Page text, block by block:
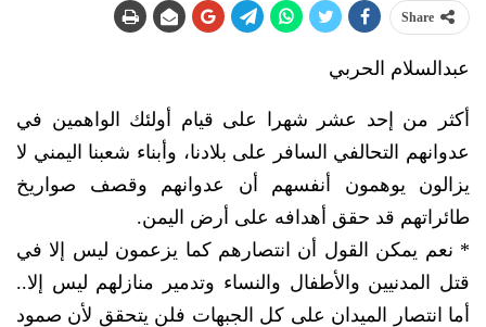
Share
عبدالسلام الحربي
أكثر من إحد عشر شهرا على قيام أولئك الواهمين في
عدوانهم التحالفي السافر على بلادنا، وأبناء شعبنا اليمني لا
يزالون يوهمون أنفسهم أن عدوانهم وقصف صواريخ
طائراتهم قد حقق أهدافه على أرض اليمن.
* نعم يمكن القول أن انتصارهم كما يزعمون ليس إلا في
قتل المدنيين والأطفال والنساء وتدمير منازلهم ليس إلا..
أما انتصار الميدان على كل الجبهات فلن يتحقق لأن صمود